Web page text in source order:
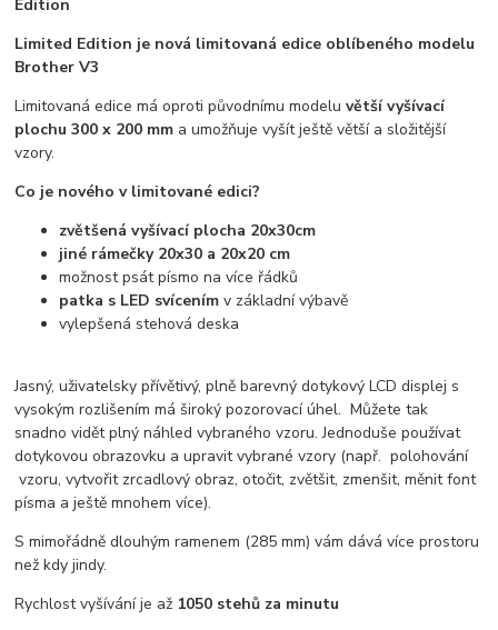
Edition
Limited Edition je nová limitovaná edice oblíbeného modelu
Brother V3
Limitovaná edice má oproti původnímu modeluvětší vyšívací
plochu 300 x 200 mm a umožňuje vyšít ještě větší a složitější
vzory.
Co je nového v limitované edici?
zvětšená vyšívací plocha 20x30cm
jiné rámečky 20x30 a 20x20 cm
možnost psát písmo na více řádků
patka s LED svícenímv základní výbavě
vylepšená stehová deska
Jasný, uživatelsky přívětivý, plně barevný dotykový LCD displej s
vysokým rozlišením má široký pozorovací úhel. Můžete tak
snadno vidět plný náhled vybraného vzoru. Jednoduše používat
dotykovou obrazovku a upravit vybrané vzory (např. polohování
vzoru, vytvořit zrcadlový obraz, otočit, zvětšit, zmenšit, měnit font
písma a ještě mnohem více).
S mimořádně dlouhým ramenem (285 mm) vám dává více prostoru
než kdy jindy.
Rychlost vyšívání je až 1050 stehů za minutu